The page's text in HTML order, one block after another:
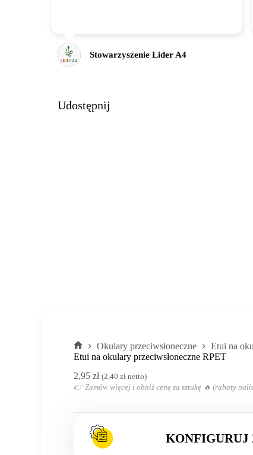
Stowarzyszenie Lider A4
Udostępnij
Strona
Okulary przeciwsłoneczne
Etui na
Etui na okulary przeciwsłoneczne RPET
2,95 zł (2,40 złnetto)
👉 Zamów więcej i obniż cenę za sztukę 🔥 (rabaty